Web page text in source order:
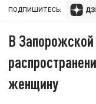
ПОДПИШИТЕСЬ:
В
женщину